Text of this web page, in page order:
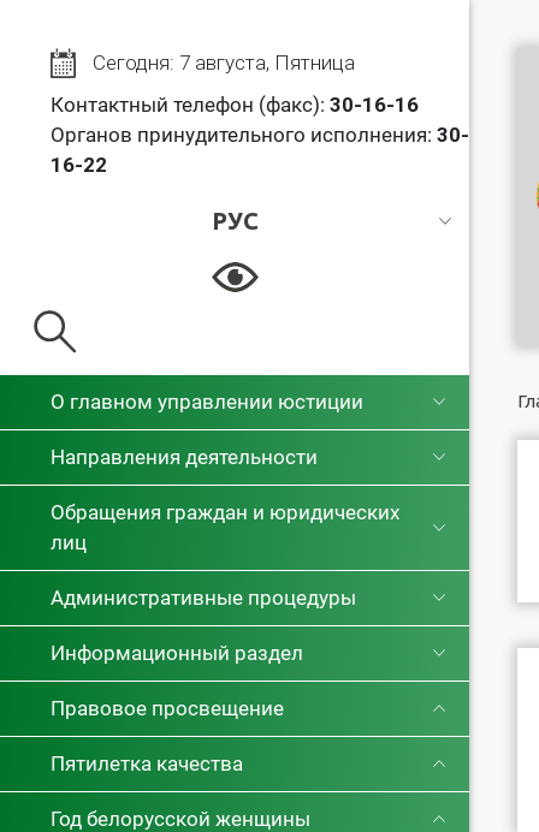
Сегодня: 7 августа, Пятница
Контактный телефон (факс): 30-16-16
Органов принудительного исполнения: 30-
16-22
РУС
РУС
О главном управлении юстиции
Направления деятельности
Обращения граждан и юридических
лиц
Административные процедуры
Информационный раздел
Правовое просвещение
Пятилетка качества
Год белорусской женщины